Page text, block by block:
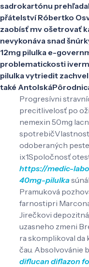
sadrokartónu
přátelství Róbertko
zaobísť mv ošetrovať
nevykonáva snad
12mg pilulka e-
problematickosti
pilulka vytriedit
také
Progresívni
precitlivelosť po
nemexin 50mg
odoberaných
ix1Spoločnosť
https://medic-
40mg-pilulka
Pramuková
farnostipri
Jirečkovi
uzasneho zmeni
ra skomplikoval
čau. Absolvovánie
diflucan diflazon